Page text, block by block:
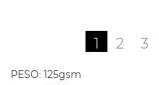
1 2 3
PESO: 125gsm